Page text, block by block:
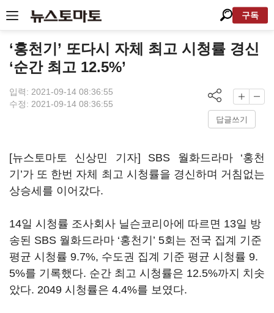
구독
‘홍천기’ 또다시 자체 최고 시청률 경신
‘순간 최고 12.5%’
입력: 2021-09-14 08:36:55
수정: 2021-09-14 08:36:55
답글쓰기
[뉴스토마토 신상민 기자] SBS 월화드라마 ‘홍천
기’가 또 한번 자체 최고 시청률을 경신하며 거침없는
상승세를 이어갔다.
14일 시청률 조사회사 닐슨코리아에 따르면 13일 방
송된 SBS 월화드라마 ‘홍천기 ’ 5회는 전국 집계 기준
평균 시청률 9.7%, 수도권 집계 기준 평균 시청률 9.
5%를 기록했다. 순간 최고 시청률은 12.5%까지 치솟
았다. 2049 시청률은 4.4%를 보였다.